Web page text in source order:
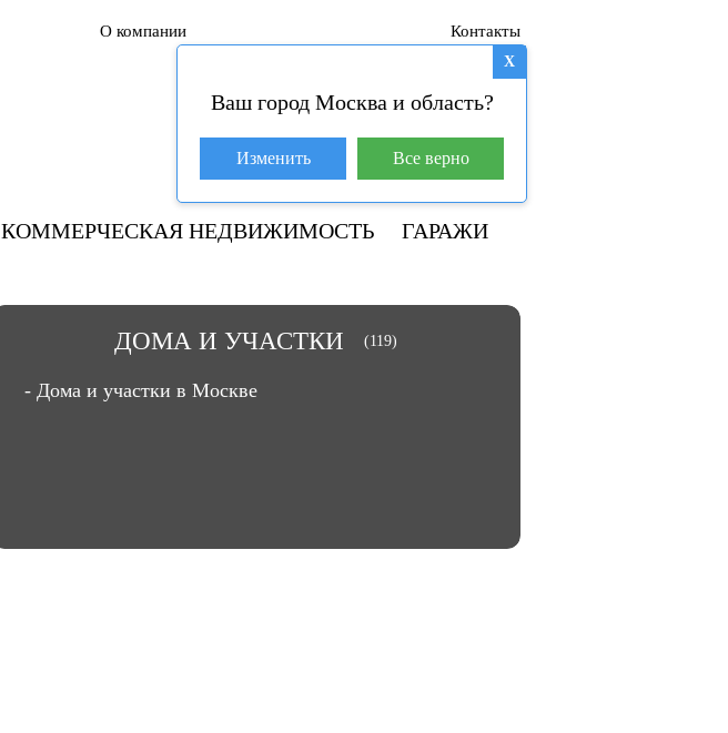
О компании Контакты
База покупателей (4)
+7 929 981-31-01
КОММЕРЧЕСКАЯ НЕДВИЖИМОСТЬ ГАРАЖИ
X
Ваш город Москва и область?
Изменить Все верно
(119)
ДОМА И УЧАСТКИ
- Дома и участки в Москве